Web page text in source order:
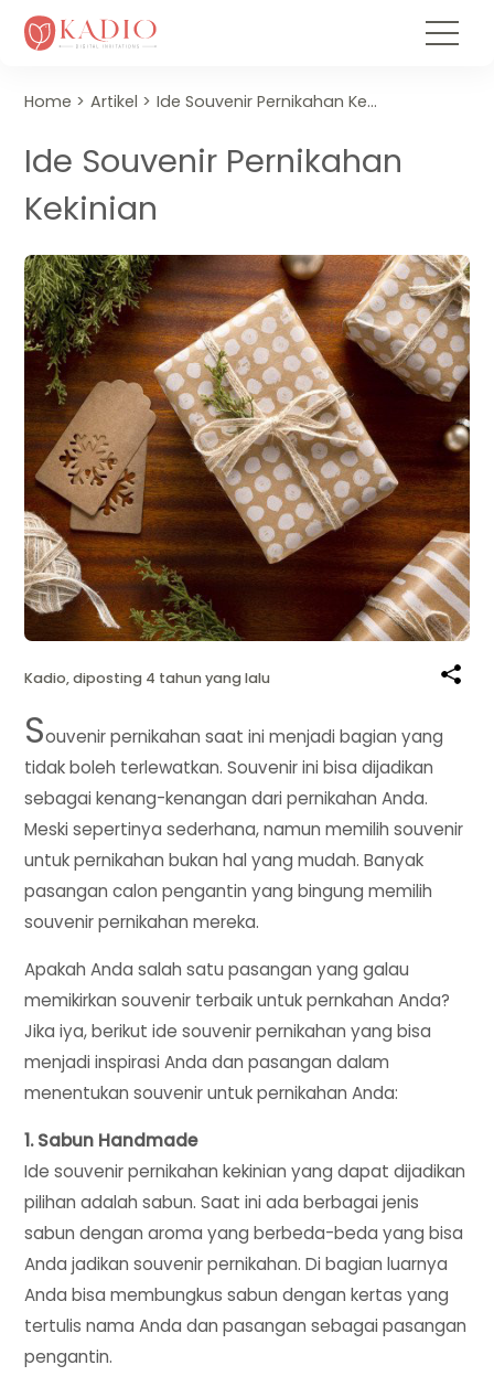
Home Artikel Ide Souvenir Pernikahan Kekinian
Ide Souvenir Pernikahan
Kekinian
Kadio, diposting 4 tahun yang lalu
Souvenir pernikahan saat ini menjadi bagian yang
tidak boleh terlewatkan. Souvenir ini bisa dijadikan
sebagai kenang-kenangan dari pernikahan Anda.
Meski sepertinya sederhana, namun memilih souvenir
untuk pernikahan bukan hal yang mudah. Banyak
pasangan calon pengantin yang bingung memilih
souvenir pernikahan mereka.
Apakah Anda salah satu pasangan yang galau
memikirkan souvenir terbaik untuk pernkahan Anda?
Jika iya, berikut ide souvenir pernikahan yang bisa
menjadi inspirasi Anda dan pasangan dalam
menentukan souvenir untuk pernikahan Anda:
1. Sabun Handmade
Ide souvenir pernikahan kekinian yang dapat dijadikan
pilihan adalah sabun. Saat ini ada berbagai jenis
sabun dengan aroma yang berbeda-beda yang bisa
Anda jadikan souvenir pernikahan. Di bagian luarnya
Anda bisa membungkus sabun dengan kertas yang
tertulis nama Anda dan pasangan sebagai pasangan
pengantin.